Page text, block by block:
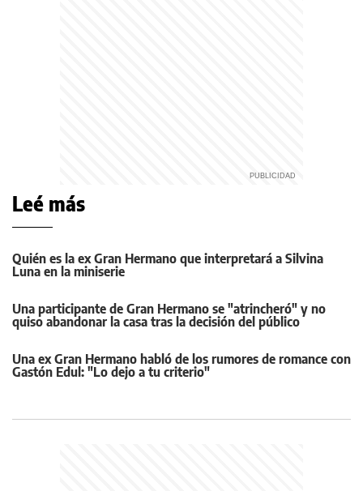
Leé más
Quién es la ex Gran Hermano que interpretará a Silvina
Luna en la miniserie
Una participante de Gran Hermano se "atrincheró" y no
quiso abandonar la casa tras la decisión del público
Una ex Gran Hermano habló de los rumores de romance con
Gastón Edul: "Lo dejo a tu criterio"